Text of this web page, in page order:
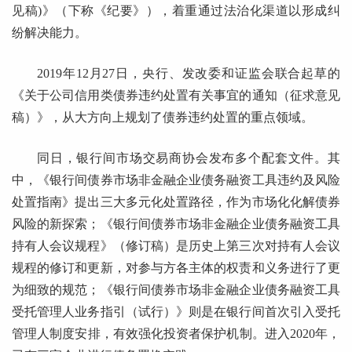
见稿)》（下称《纪要》），着重通过法治化渠道以形成纠
纷解决能力。
2019年12月27日，央行、发改委和证监会联合起草的
《关于公司信用类债券违约处置有关事宜的通知（征求意见
稿）》，从大方向上规划了债券违约处置的重点领域。
同日，银行间市场交易商协会发布多个配套文件。其
中，《银行间债券市场非金融企业债务融资工具违约及风险
处置指南》提出三大多元化处置路径，作为市场化化解债券
风险的新探索；《银行间债券市场非金融企业债务融资工具
持有人会议规程》（修订稿）是历史上第三次对持有人会议
规程的修订和更新，对参与方各主体的权责和义务进行了更
为细致的规范；《银行间债券市场非金融企业债务融资工具
受托管理人业务指引（试行）》则是在银行间首次引入受托
管理人制度安排，有效强化投资者保护机制。进入2020年，